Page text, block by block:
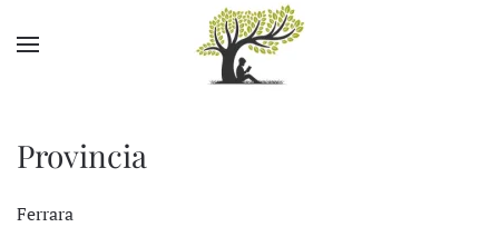
Skip to main content
Provincia
Ferrara